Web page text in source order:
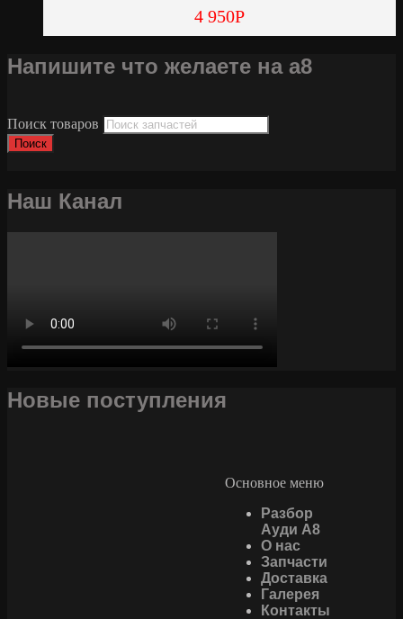
Основное меню
Разбор
Ауди А8
О нас
Запчасти
Доставка
Галерея
Контакты
4 950Р
Напишите что желаете на а8
Поиск товаров
Поиск
Наш Канал
Новые поступления